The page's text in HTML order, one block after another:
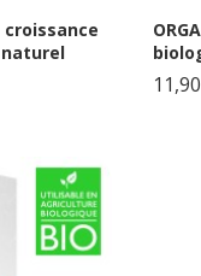
croissance